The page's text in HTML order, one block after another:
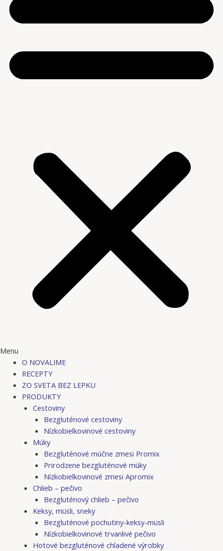
Menu
O NOVALIME
RECEPTY
ZO SVETA BEZ LEPKU
PRODUKTY
Cestoviny
Bezgluténové cestoviny
Nízkobielkovinové cestoviny
Múky
Bezgluténové múčne zmesi Promix
Prirodzene bezgluténové múky
Nízkobielkovinové zmesi Apromix
Chlieb – pečivo
Bezgluténový chlieb – pečivo
Keksy, müsli, sneky
Bezgluténové pochutiny-keksy-müsli
Nízkobielkovinové trvanlivé pečivo
Hotové bezgluténové chladené výrobky